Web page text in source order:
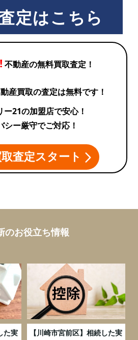
定はこちら
不動産の無料買取査定！
産買取の査定は無料です！
ー21の加盟店で安心！
シー厳守でご対応！
査定スタート
のお役立ち情報
た実
【川崎市宮前区】相続した実